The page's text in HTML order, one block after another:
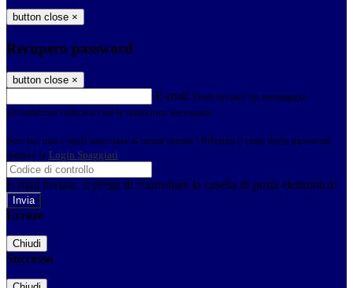
button close ×
Recupero password
button close ×
E-mail Verrà inviato un messaggio
all'indirizzo indicato con le istruzioni necessarie.
Non hai una e-mail associata al nome utente? Effettua il reset della password
tramite la Login Spaggiari
E-mail inviata, si prega di controllare la casella di posta elettronica!
Errore
Chiudi
Successo